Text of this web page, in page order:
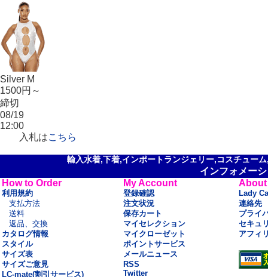
Silver M
1500円～
締切
08/19
12:00
入札はこちら
輸入水着,下着,インポートランジェリー,コスチュー
インフォメー
How to Order
利用規約
支払方法
送料
返品、交換
カタログ情報
スタイル
サイズ表
サイズご意見
LC-mate(割引サービス)
My Account
登録確認
注文状況
保存カート
マイセレクション
マイクローゼット
ポイントサービス
メールニュース
RSS
Twitter
About
Lady
連絡先
プライ
セキュ
アフィ